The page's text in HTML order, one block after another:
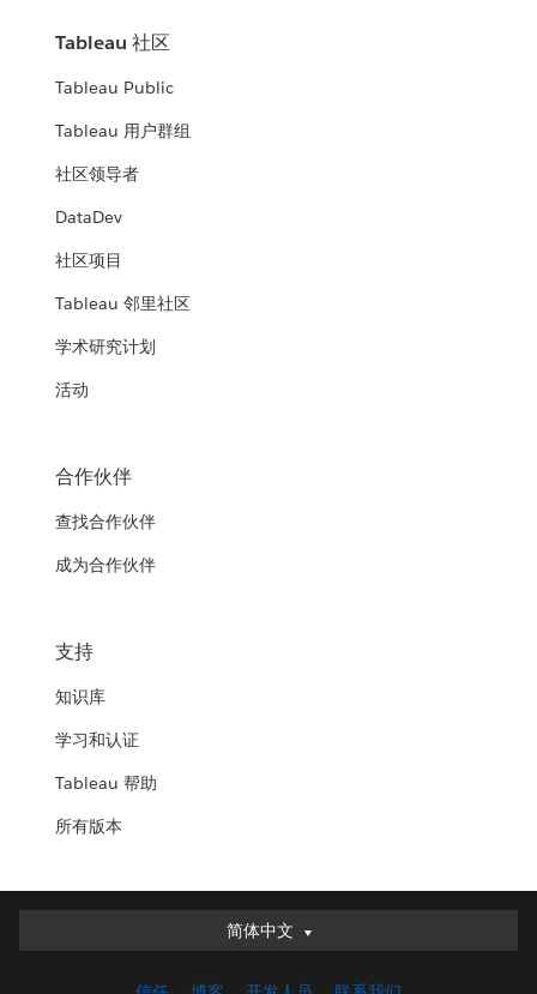
Tableau 社区
Tableau Public
Tableau 用户群组
社区领导者
DataDev
社区项目
Tableau 邻里社区
学术研究计划
活动
合作伙伴
查找合作伙伴
成为合作伙伴
支持
知识库
学习和认证
Tableau 帮助
所有版本
简体中文
简体中文